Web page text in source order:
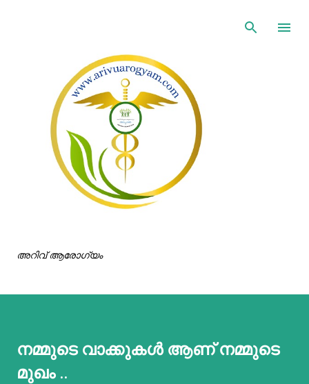
അറിവ് ആരോഗ്യം
നമ്മുടെ വാക്കുകൾ ആണ് നമ്മുടെ
മുഖം ..